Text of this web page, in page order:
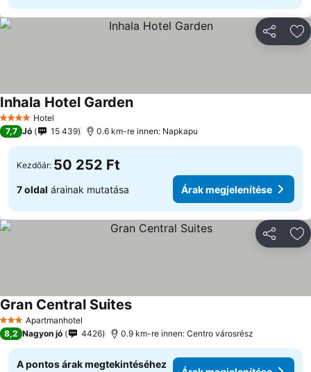
4 KategóriaHotel
Inhala Hotel Garden
7,7 Jó 15 439 0.6 km-re innen: Napkapu
Kezdőár: 50 252 Ft
7 oldal árainak mutatása Árak megjelenítése
3 KategóriaApartmanhotel
Gran Central Suites
8,2 Nagyon jó 4426 0.9 km-re innen: Centro városrész
A pontos árak megtekintéséhez